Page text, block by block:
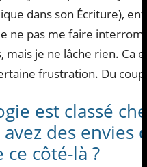
dans son Écriture),
ne pas me faire
mais je ne lâche rien. Ca
frustration. Du
est classé
avez des
côté-là ?